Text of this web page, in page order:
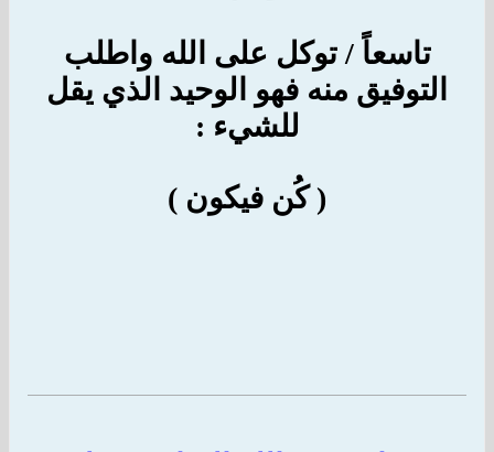
تاسعاً / توكل على الله واطلب
التوفيق منه فهو الوحيد الذي يقل
للشيء :
( كُن فيكون )